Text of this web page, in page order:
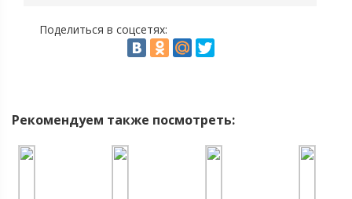
Поделиться в соцсетях:
Рекомендуем также посмотреть: